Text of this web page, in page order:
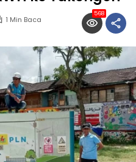
1 Min Baca
568